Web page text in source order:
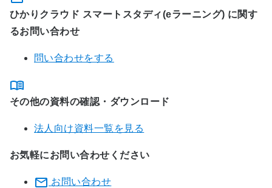
ひかりクラウド スマートスタディ(eラーニング) に関す
るお問い合わせ
問い合わせをする
その他の資料の確認・ダウンロード
法人向け資料一覧を見る
お気軽にお問い合わせください
お問い合わせ